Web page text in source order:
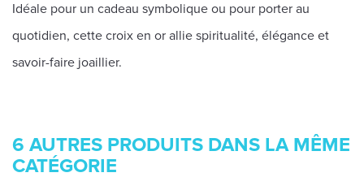
Idéale pour un cadeau symbolique ou pour porter au
quotidien, cette croix en or allie spiritualité, élégance et
savoir-faire joaillier.
6 AUTRES PRODUITS DANS LA MÊME
CATÉGORIE